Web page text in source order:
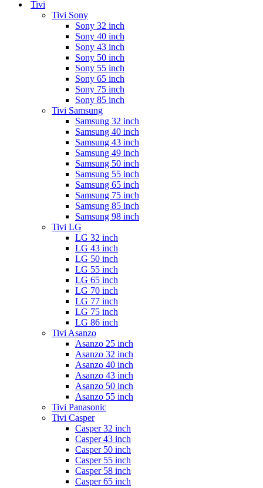
Tivi
Tivi Sony
Sony 32 inch
Sony 40 inch
Sony 43 inch
Sony 50 inch
Sony 55 inch
Sony 65 inch
Sony 75 inch
Sony 85 inch
Tivi Samsung
Samsung 32 inch
Samsung 40 inch
Samsung 43 inch
Samsung 49 inch
Samsung 50 inch
Samsung 55 inch
Samsung 65 inch
Samsung 75 inch
Samsung 85 inch
Samsung 98 inch
Tivi LG
LG 32 inch
LG 43 inch
LG 50 inch
LG 55 inch
LG 65 inch
LG 70 inch
LG 77 inch
LG 75 inch
LG 86 inch
Tivi Asanzo
Asanzo 25 inch
Asanzo 32 inch
Asanzo 40 inch
Asanzo 43 inch
Asanzo 50 inch
Asanzo 55 inch
Tivi Panasonic
Tivi Casper
Casper 32 inch
Casper 43 inch
Casper 50 inch
Casper 55 inch
Casper 58 inch
Casper 65 inch